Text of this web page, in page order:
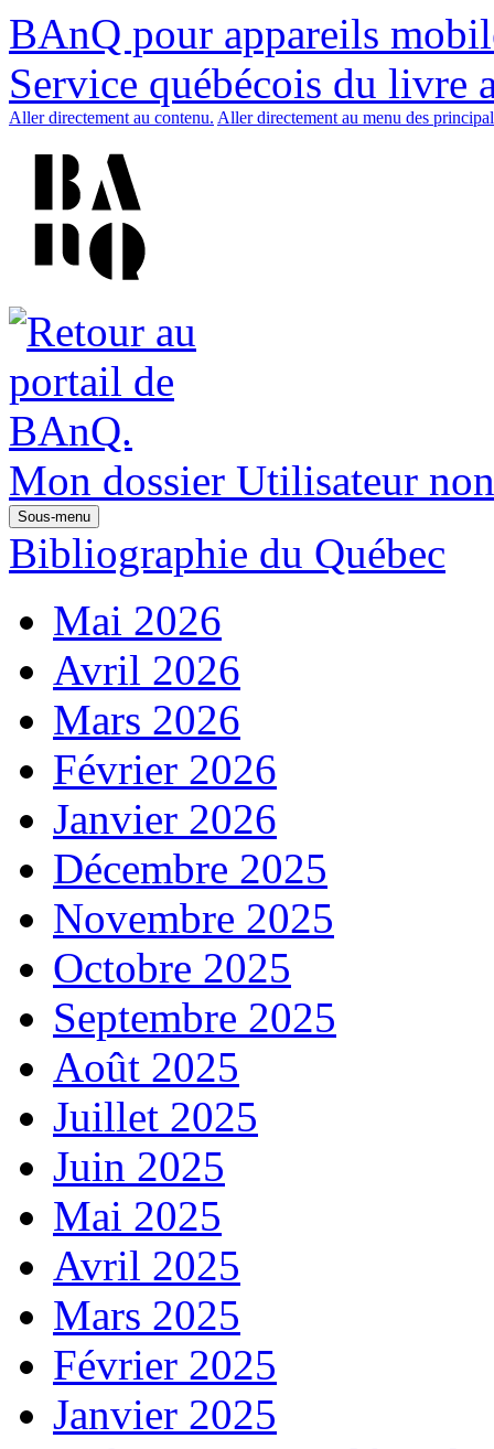
BAnQ pour appareils
Service québécois du livre
Aller directement au contenu. Aller directement au menu des
Mon dossier Utilisateur
Sous-menu
Bibliographie du Québec
Mai 2026
Avril 2026
Mars 2026
Février 2026
Janvier 2026
Décembre 2025
Novembre 2025
Octobre 2025
Septembre 2025
Août 2025
Juillet 2025
Juin 2025
Mai 2025
Avril 2025
Mars 2025
Février 2025
Janvier 2025